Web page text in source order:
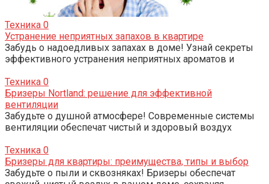
Техника 0
Устранение неприятных запахов в квартире
Забудь о надоедливых запахах в доме! Узнай секреты
эффективного устранения неприятных ароматов и
Техника 0
Бризеры Nortland: решение для эффективной
вентиляции
Забудьте о душной атмосфере! Современные системы
вентиляции обеспечат чистый и здоровый воздух
Техника 0
Бризеры для квартиры: преимущества, типы и выбор
Забудьте о пыли и сквозняках! Бризеры обеспечат